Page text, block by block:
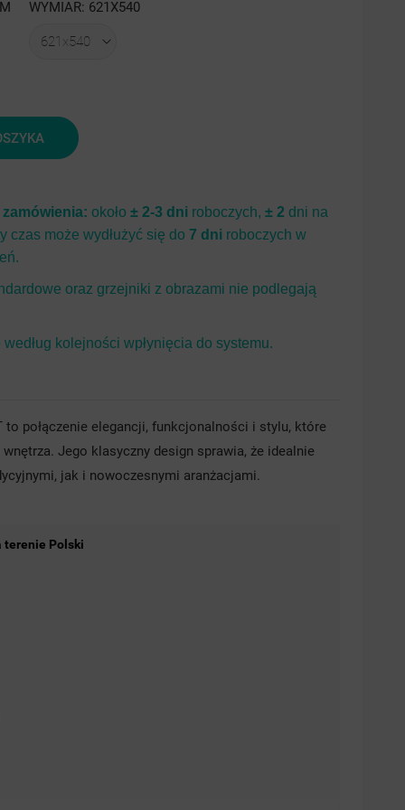
jasny ciemny I
piaskowy
WYMIAR: 621X540
około ± 2-3 dni roboczych, ± 2 dni na
czas może wydłużyć się do 7 dni roboczych w
oraz grzejniki z obrazami nie podlegają
kolejności wpłynięcia do systemu.
to połączenie elegancji, funkcjonalności i stylu, które
Jego klasyczny design sprawia, że idealnie
jak i nowoczesnymi aranżacjami.
terenie Polski